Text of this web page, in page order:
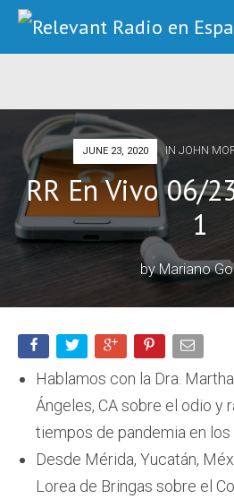
JUNE 23, 2020 IN JOHN
RR En Vivo 06/
1
byMariano
Hablamos con la Dra.
Ángeles, CA sobre el odio y
tiempos de pandemia en los
Desde Mérida, Yucatán,
Lorea de Bringas sobre el